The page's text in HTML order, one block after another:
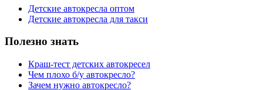
Детские автокресла оптом
Детские автокресла для такси
Полезно знать
Краш-тест детских автокресел
Чем плохо б/у автокресло?
Зачем нужно автокресло?